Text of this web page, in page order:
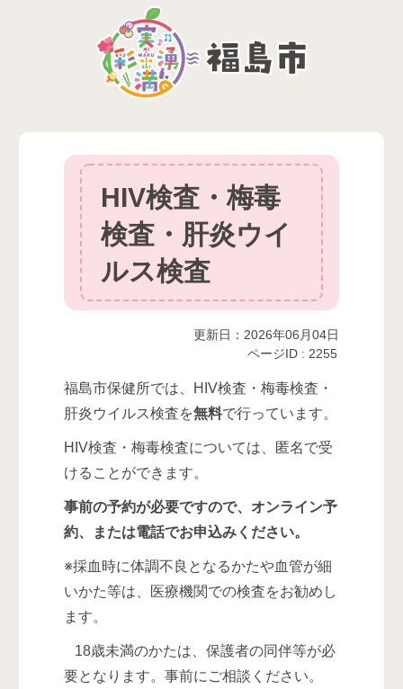
HIV検査・梅毒
検査・肝炎ウイ
ルス検査
更新日：2026年06月04日
ページID : 2255
福島市保健所では、HIV検査・梅毒検査・
肝炎ウイルス検査を無料で行っています。
HIV検査・梅毒検査については、匿名で受
けることができます。
事前の予約が必要ですので、オンライン予
約、または電話でお申込みください。
※採血時に体調不良となるかたや血管が細
いかた等は、医療機関での検査をお勧めし
ます。
18歳未満のかたは、保護者の同伴等が必
要となります。事前にご相談ください。